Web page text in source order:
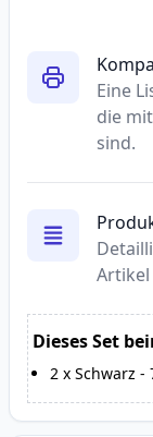
Eine
die
sind.
Artikel
Dieses Set
2 x Schwarz -